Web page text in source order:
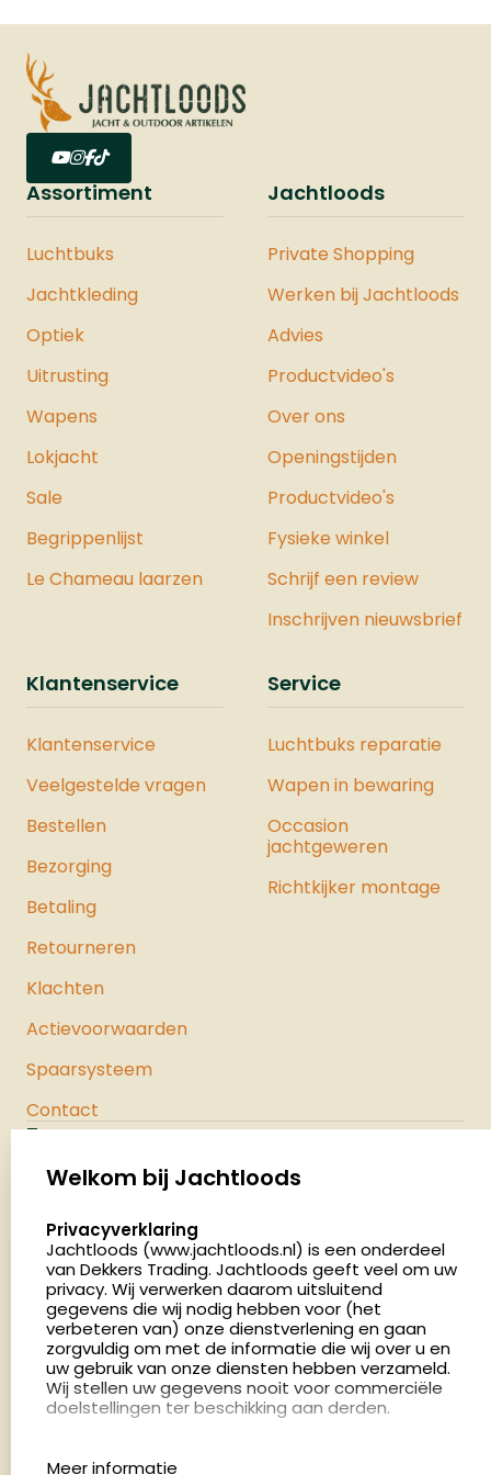
Assortiment
Luchtbuks
Jachtkleding
Optiek
Uitrusting
Wapens
Lokjacht
Sale
Begrippenlijst
Le Chameau laarzen
Jachtloods
Private Shopping
Werken bij Jachtloods
Advies
Productvideo's
Over ons
Openingstijden
Productvideo's
Fysieke winkel
Schrijf een review
Inschrijven nieuwsbrief
Klantenservice
Klantenservice
Veelgestelde vragen
Bestellen
Bezorging
Betaling
Retourneren
Klachten
Actievoorwaarden
Spaarsysteem
Contact
Service
Luchtbuks reparatie
Wapen in bewaring
Occasion
jachtgeweren
Richtkijker montage
Palenrij 1
Nederland
4.8
2879 beoordelingen
Openingstijden
Dinsdag en donderdag: 13:00 - 17:00 én 18:00 - 21:00
uur
Welkom bij Jachtloods
select language
Privacyverklaring
Jachtloods (www.jachtloods.nl) is een onderdeel
van Dekkers Trading. Jachtloods geeft veel om uw
privacy. Wij verwerken daarom uitsluitend
gegevens die wij nodig hebben voor (het
verbeteren van) onze dienstverlening en gaan
zorgvuldig om met de informatie die wij over u en
uw gebruik van onze diensten hebben verzameld.
Wij stellen uw gegevens nooit voor commerciële
doelstellingen ter beschikking aan derden.
Meer informatie